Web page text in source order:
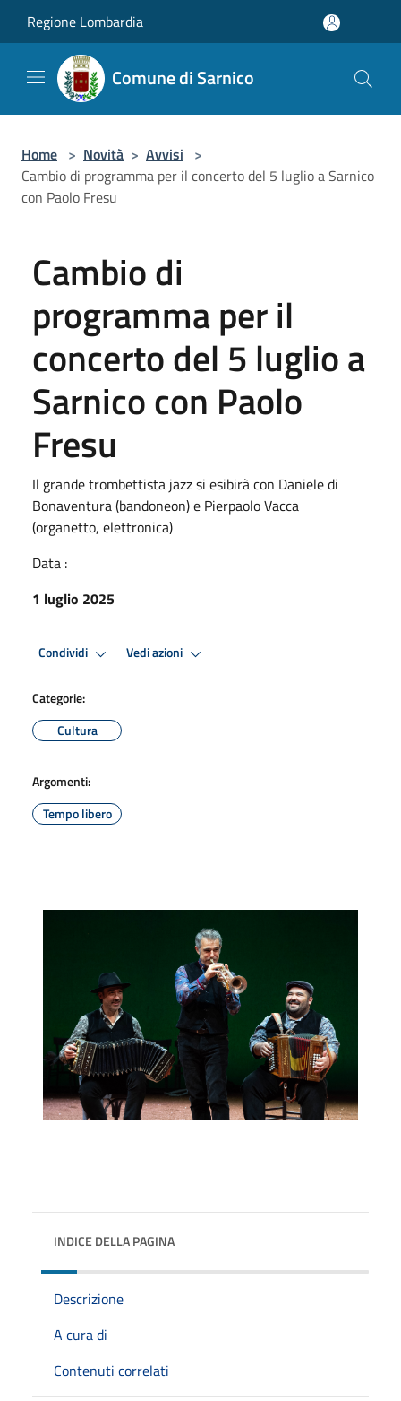
Regione Lombardia
Comune di Sarnico
Home > Novità > Avvisi >
Cambio di programma per il concerto del 5 luglio a Sarnico
con Paolo Fresu
Cambio di
programma per il
concerto del 5 luglio a
Sarnico con Paolo
Fresu
Il grande trombettista jazz si esibirà con Daniele di
Bonaventura (bandoneon) e Pierpaolo Vacca
(organetto, elettronica)
Data :
1 luglio 2025
Condividi Vedi azioni
Categorie:
Cultura
Argomenti:
Tempo libero
INDICE DELLA PAGINA
Descrizione
A cura di
Contenuti correlati